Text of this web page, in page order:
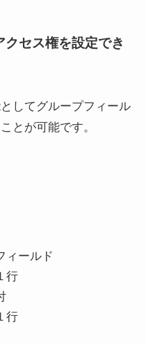
セス権を設定でき
してグループフィール
とが可能です。
ィールド
行
行